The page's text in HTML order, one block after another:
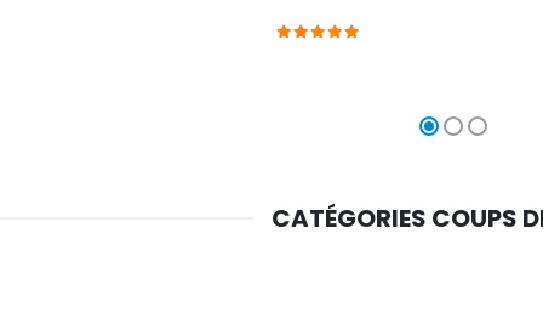
CATÉGORIES COUPS